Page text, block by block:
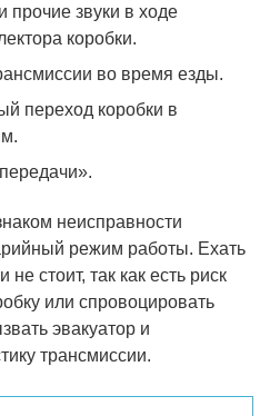
прочие звуки в ходе
коробки.
во время езды.
переход коробки в
неисправности
режим работы. Ехать
не стоит, так как есть риск
или спровоцировать
эвакуатор и
трансмиссии.